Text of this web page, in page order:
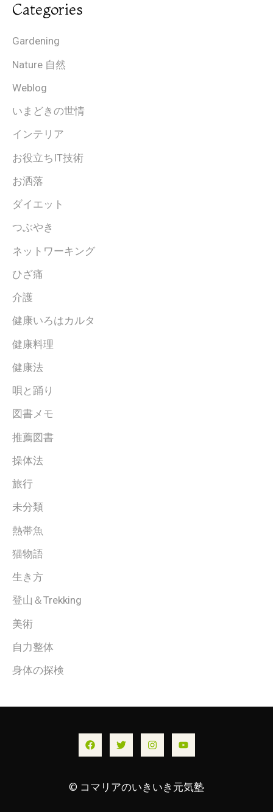
Categories
Gardening
Nature 自然
Weblog
いまどきの世情
インテリア
お役立ちIT技術
お洒落
ダイエット
つぶやき
ネットワーキング
ひざ痛
介護
健康いろはカルタ
健康料理
健康法
唄と踊り
図書メモ
推薦図書
操体法
旅行
未分類
熱帯魚
猫物語
生き方
登山＆Trekking
美術
自力整体
身体の探検
© コマリアのいきいき元気塾